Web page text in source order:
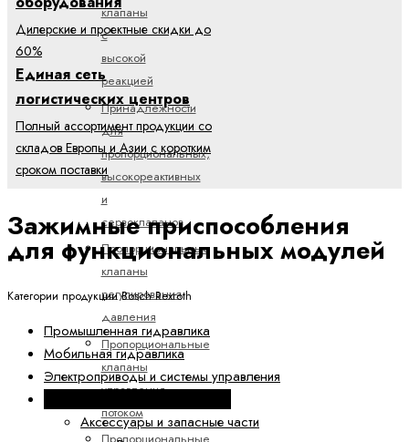
клапаны
с
высокой
реакцией
Принадлежности
для
пропорциональных,
высокореактивных
и
сервоклапанов
Пропорциональные
клапаны
регулирования
давления
Пропорциональные
клапаны
управления
потоком
Дилерские и проектные скидки до
60%
Единая сеть
логистических центров
Полный ассортимент продукции со
складов Европы и Азии с коротким
сроком поставки
Зажимные приспособления
для функциональных модулей
Категории продукции Bosch Rexroth
Промышленная гидравлика
Мобильная гидравлика
Электроприводы и системы управления
Аксессуары и запасные части